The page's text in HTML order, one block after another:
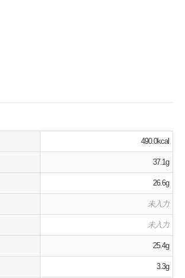
490.0kcal
37.1g
26.6g
未入力
未入力
25.4g
3.3g